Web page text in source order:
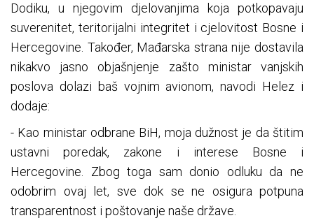
Dodiku, u njegovim djelovanjima koja potkopavaju
suverenitet, teritorijalni integritet i cjelovitost Bosne i
Hercegovine. Također, Mađarska strana nije dostavila
nikakvo jasno objašnjenje zašto ministar vanjskih
poslova dolazi baš vojnim avionom, navodi Helez i
dodaje:
- Kao ministar odbrane BiH, moja dužnost je da štitim
ustavni poredak, zakone i interese Bosne i
Hercegovine. Zbog toga sam donio odluku da ne
odobrim ovaj let, sve dok se ne osigura potpuna
transparentnost i poštovanje naše države.